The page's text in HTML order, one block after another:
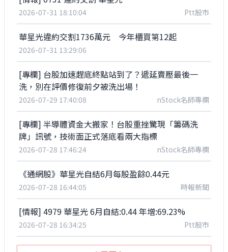
2026-07-31 18:10:04 Ptt股市
華星光違約交割1736萬元 今年櫃買第12起
2026-07-31 13:29:06
[專欄] 台股加速趕底終點站到了？遞延賣壓最後一
洗，別在評價修復前夕被洗出場！
2026-07-29 17:40:08 nStock名師專欄
[專欄] 半導體資金大搬家！台股重挫驚現「籌碼洗
牌」訊號，技術面正式落底看兩大指標
2026-07-28 17:46:24 nStock名師專欄
《通網股》華星光自結6月每股盈餘0.44元
2026-07-28 16:44:05 時報新聞
[情報] 4979 華星光 6月自結:0.44 年增:69.23%
2026-07-28 16:34:25 Ptt股市